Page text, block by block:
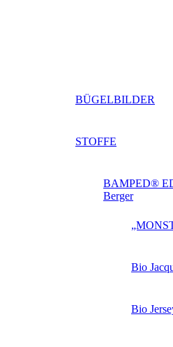
BÜGELBILDER
STOFFE
BAMPED®
Berger
Bio
Bio